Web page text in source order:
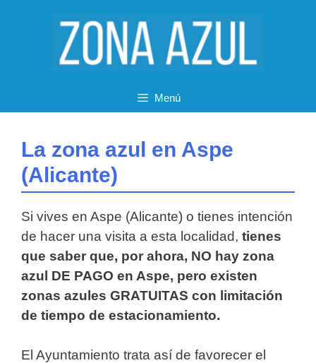
Menú
La zona azul en Aspe
(Alicante)
Si vives en Aspe (Alicante) o tienes intención
de hacer una visita a esta localidad, tienes
que saber que, por ahora, NO hay zona
azul DE PAGO en Aspe, pero existen
zonas azules GRATUITAS con limitación
de tiempo de estacionamiento.
El Ayuntamiento trata así de favorecer el